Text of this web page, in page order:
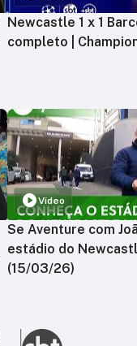
Newcastle 1 x 1
completo |
Vídeo
Se Aventure com
estádio do
(15/03/26)